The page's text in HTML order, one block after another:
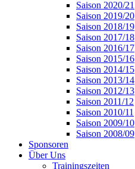
Saison 2020/21
Saison 2019/20
Saison 2018/19
Saison 2017/18
Saison 2016/17
Saison 2015/16
Saison 2014/15
Saison 2013/14
Saison 2012/13
Saison 2011/12
Saison 2010/11
Saison 2009/10
Saison 2008/09
Sponsoren
Über Uns
Trainingszeiten